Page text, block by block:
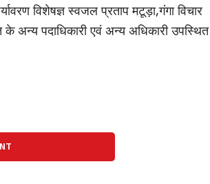
विशेषज्ञ स्वजल प्रताप मटूड़ा,गंगा विचार
पदाधिकारी एवं अन्य अधिकारी उपस्थित